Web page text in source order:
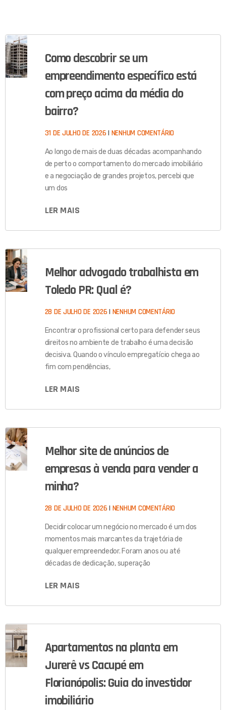
Como descobrir se um
empreendimento específico está
com preço acima da média do
bairro?
31 DE JULHO DE 2026 NENHUM COMENTÁRIO
Ao longo de mais de duas décadas acompanhando
de perto o comportamento do mercado imobiliário
e a negociação de grandes projetos, percebi que
um dos
LER MAIS
Melhor advogado trabalhista em
Toledo PR: Qual é?
28 DE JULHO DE 2026 NENHUM COMENTÁRIO
Encontrar o profissional certo para defender seus
direitos no ambiente de trabalho é uma decisão
decisiva. Quando o vínculo empregatício chega ao
fim com pendências,
LER MAIS
Melhor site de anúncios de
empresas à venda para vender a
minha?
28 DE JULHO DE 2026 NENHUM COMENTÁRIO
Decidir colocar um negócio no mercado é um dos
momentos mais marcantes da trajetória de
qualquer empreendedor. Foram anos ou até
décadas de dedicação, superação
LER MAIS
Apartamentos na planta em
Jurerê vs Cacupé em
Florianópolis: Guia do investidor
imobiliário